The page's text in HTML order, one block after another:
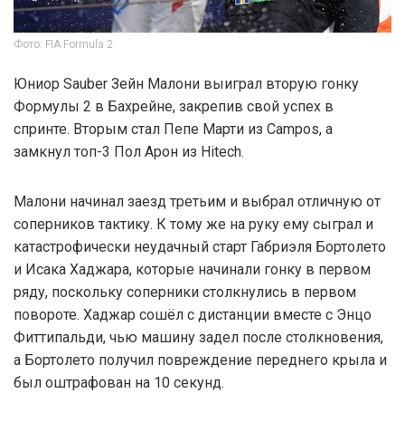
Фото: FIA Formula 2
Юниор Sauber Зейн Малони выиграл вторую гонку
Формулы 2 в Бахрейне, закрепив свой успех в
спринте. Вторым стал Пепе Марти из Campos, а
замкнул топ-3 Пол Арон из Hitech.
Малони начинал заезд третьим и выбрал отличную от
соперников тактику. К тому же на руку ему сыграл и
катастрофически неудачный старт Габриэля Бортолето
и Исака Хаджара, которые начинали гонку в первом
ряду, поскольку соперники столкнулись в первом
повороте. Хаджар сошёл с дистанции вместе с Энцо
Фиттипальди, чью машину задел после столкновения,
а Бортолето получил повреждение переднего крыла и
был оштрафован на 10 секунд.